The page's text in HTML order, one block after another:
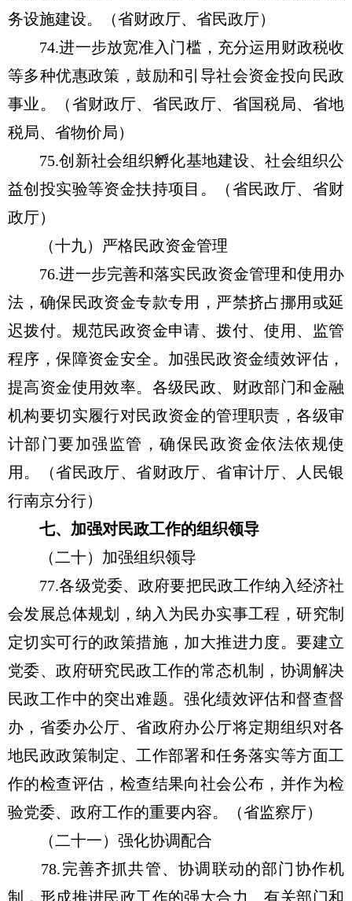
务设施建设。（省财政厅、省民政厅）
74.进一步放宽准入门槛，充分运用财政税收
等多种优惠政策，鼓励和引导社会资金投向民政
事业。（省财政厅、省民政厅、省国税局、省地
税局、省物价局）
75.创新社会组织孵化基地建设、社会组织公
益创投实验等资金扶持项目。（省民政厅、省财
政厅）
（十九）严格民政资金管理
76.进一步完善和落实民政资金管理和使用办
法，确保民政资金专款专用，严禁挤占挪用或延
迟拨付。规范民政资金申请、拨付、使用、监管
程序，保障资金安全。加强民政资金绩效评估，
提高资金使用效率。各级民政、财政部门和金融
机构要切实履行对民政资金的管理职责，各级审
计部门要加强监管，确保民政资金依法依规使
用。（省民政厅、省财政厅、省审计厅、人民银
行南京分行）
七、加强对民政工作的组织领导
（二十）加强组织领导
77.各级党委、政府要把民政工作纳入经济社
会发展总体规划，纳入为民办实事工程，研究制
定切实可行的政策措施，加大推进力度。要建立
党委、政府研究民政工作的常态机制，协调解决
民政工作中的突出难题。强化绩效评估和督查督
办，省委办公厅、省政府办公厅将定期组织对各
地民政政策制定、工作部署和任务落实等方面工
作的检查评估，检查结果向社会公布，并作为检
验党委、政府工作的重要内容。（省监察厅）
（二十一）强化协调配合
78.完善齐抓共管、协调联动的部门协作机
制，形成推进民政工作的强大合力。有关部门和